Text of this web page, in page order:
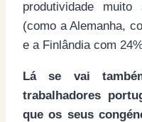
produtividade
(como a Alemanha,
e a Finlândia com
Lá se vai
trabalhadores
que os seus